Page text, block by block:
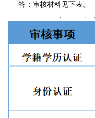
答：审核材料见下表。